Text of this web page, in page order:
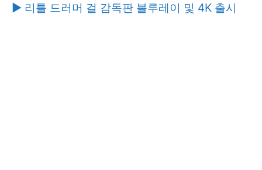
▶ 리틀 드러머 걸 감독판 블루레이 및 4K 출시